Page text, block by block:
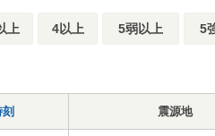
上 4以上 5弱以上 5
震源地